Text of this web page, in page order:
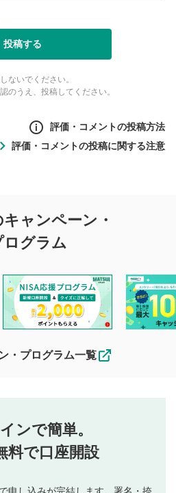
投稿する
ないでください。
のうえ、投稿してください。
評価・コメントの投稿方法
きます。（お名前とコメント
評価・コメントの投稿に関する注意
関する注意
テンツに、評価およびコメントの
以下の注意事項をご理解のうえ、
としてください。
れる際の参考になるコメントをお
意事項に同意されたものとみなし
しくは利用者と第三者間のトラ
に対して一切の責任を負いませ
社にて審査のうえ、掲載となり
ャンペーン・
ログラム
・プログラム一覧
ンで簡単。
料で口座開設